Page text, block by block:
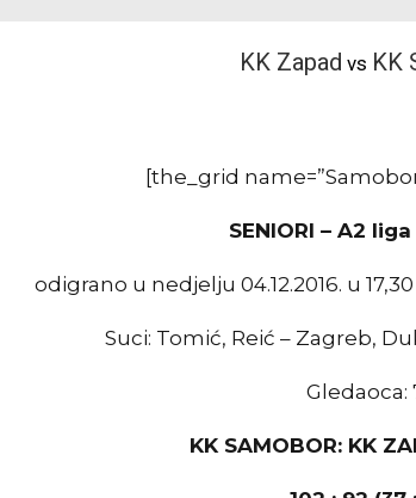
KK Zapad vs KK
[the_grid name=”Samobor
SENIORI – A2
odigrano u nedjelju 04.12.2016. u
Suci: Tomić, Reić – Zagreb,
Gledaoca:
KK SAMOBOR: KK